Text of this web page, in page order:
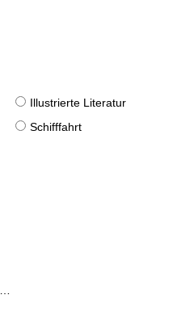
Illustrierte Literatur
Schifffahrt